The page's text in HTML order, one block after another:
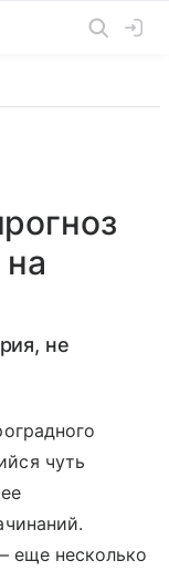
не
чуть
еще несколько